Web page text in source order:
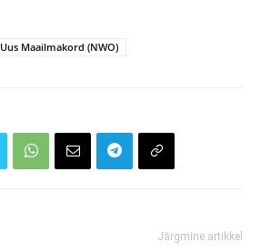
Uus Maailmakord (NWO)
Järgmine artikkel